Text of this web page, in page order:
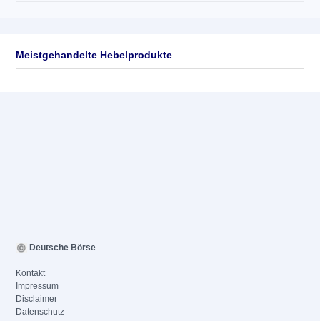
Meistgehandelte Hebelprodukte
Deutsche Börse
Kontakt
Impressum
Disclaimer
Datenschutz